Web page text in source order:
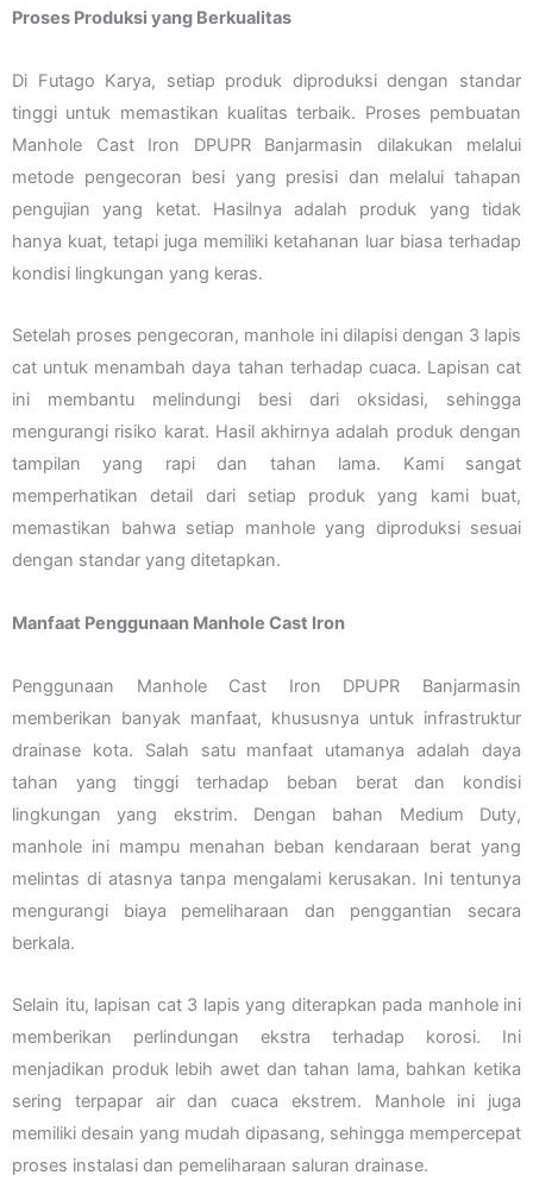
Proses Produksi yang Berkualitas
Di Futago Karya, setiap produk diproduksi dengan standar
tinggi untuk memastikan kualitas terbaik. Proses pembuatan
Manhole Cast Iron DPUPR Banjarmasin dilakukan melalui
metode pengecoran besi yang presisi dan melalui tahapan
pengujian yang ketat. Hasilnya adalah produk yang tidak
hanya kuat, tetapi juga memiliki ketahanan luar biasa terhadap
kondisi lingkungan yang keras.
Setelah proses pengecoran, manhole ini dilapisi dengan 3 lapis
cat untuk menambah daya tahan terhadap cuaca. Lapisan cat
ini membantu melindungi besi dari oksidasi, sehingga
mengurangi risiko karat. Hasil akhirnya adalah produk dengan
tampilan yang rapi dan tahan lama. Kami sangat
memperhatikan detail dari setiap produk yang kami buat,
memastikan bahwa setiap manhole yang diproduksi sesuai
dengan standar yang ditetapkan.
Manfaat Penggunaan Manhole Cast Iron
Penggunaan Manhole Cast Iron DPUPR Banjarmasin
memberikan banyak manfaat, khususnya untuk infrastruktur
drainase kota. Salah satu manfaat utamanya adalah daya
tahan yang tinggi terhadap beban berat dan kondisi
lingkungan yang ekstrim. Dengan bahan Medium Duty,
manhole ini mampu menahan beban kendaraan berat yang
melintas di atasnya tanpa mengalami kerusakan. Ini tentunya
mengurangi biaya pemeliharaan dan penggantian secara
berkala.
Selain itu, lapisan cat 3 lapis yang diterapkan pada manhole ini
memberikan perlindungan ekstra terhadap korosi. Ini
menjadikan produk lebih awet dan tahan lama, bahkan ketika
sering terpapar air dan cuaca ekstrem. Manhole ini juga
memiliki desain yang mudah dipasang, sehingga mempercepat
proses instalasi dan pemeliharaan saluran drainase.